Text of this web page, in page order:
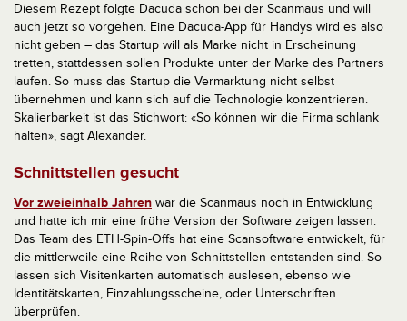
Diesem Rezept folgte Dacuda schon bei der Scanmaus und will
auch jetzt so vorgehen. Eine Dacuda-App für Handys wird es also
nicht geben – das Startup will als Marke nicht in Erscheinung
tretten, stattdessen sollen Produkte unter der Marke des Partners
laufen. So muss das Startup die Vermarktung nicht selbst
übernehmen und kann sich auf die Technologie konzentrieren.
Skalierbarkeit ist das Stichwort: «So können wir die Firma schlank
halten», sagt Alexander.
Schnittstellen gesucht
Vor zweieinhalb Jahren war die Scanmaus noch in Entwicklung
und hatte ich mir eine frühe Version der Software zeigen lassen.
Das Team des ETH-Spin-Offs hat eine Scansoftware entwickelt, für
die mittlerweile eine Reihe von Schnittstellen entstanden sind. So
lassen sich Visitenkarten automatisch auslesen, ebenso wie
Identitätskarten, Einzahlungsscheine, oder Unterschriften
überprüfen.